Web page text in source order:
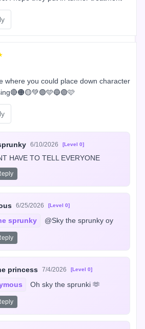
where you could place down character
6/10/2026 [Level 0]
HAVE TO TELL EVERYONE
6/25/2026 [Level 0]
sprunky @Sky the sprunky oy
princess 7/4/2026 [Level 0]
Oh sky the sprunki 🫶